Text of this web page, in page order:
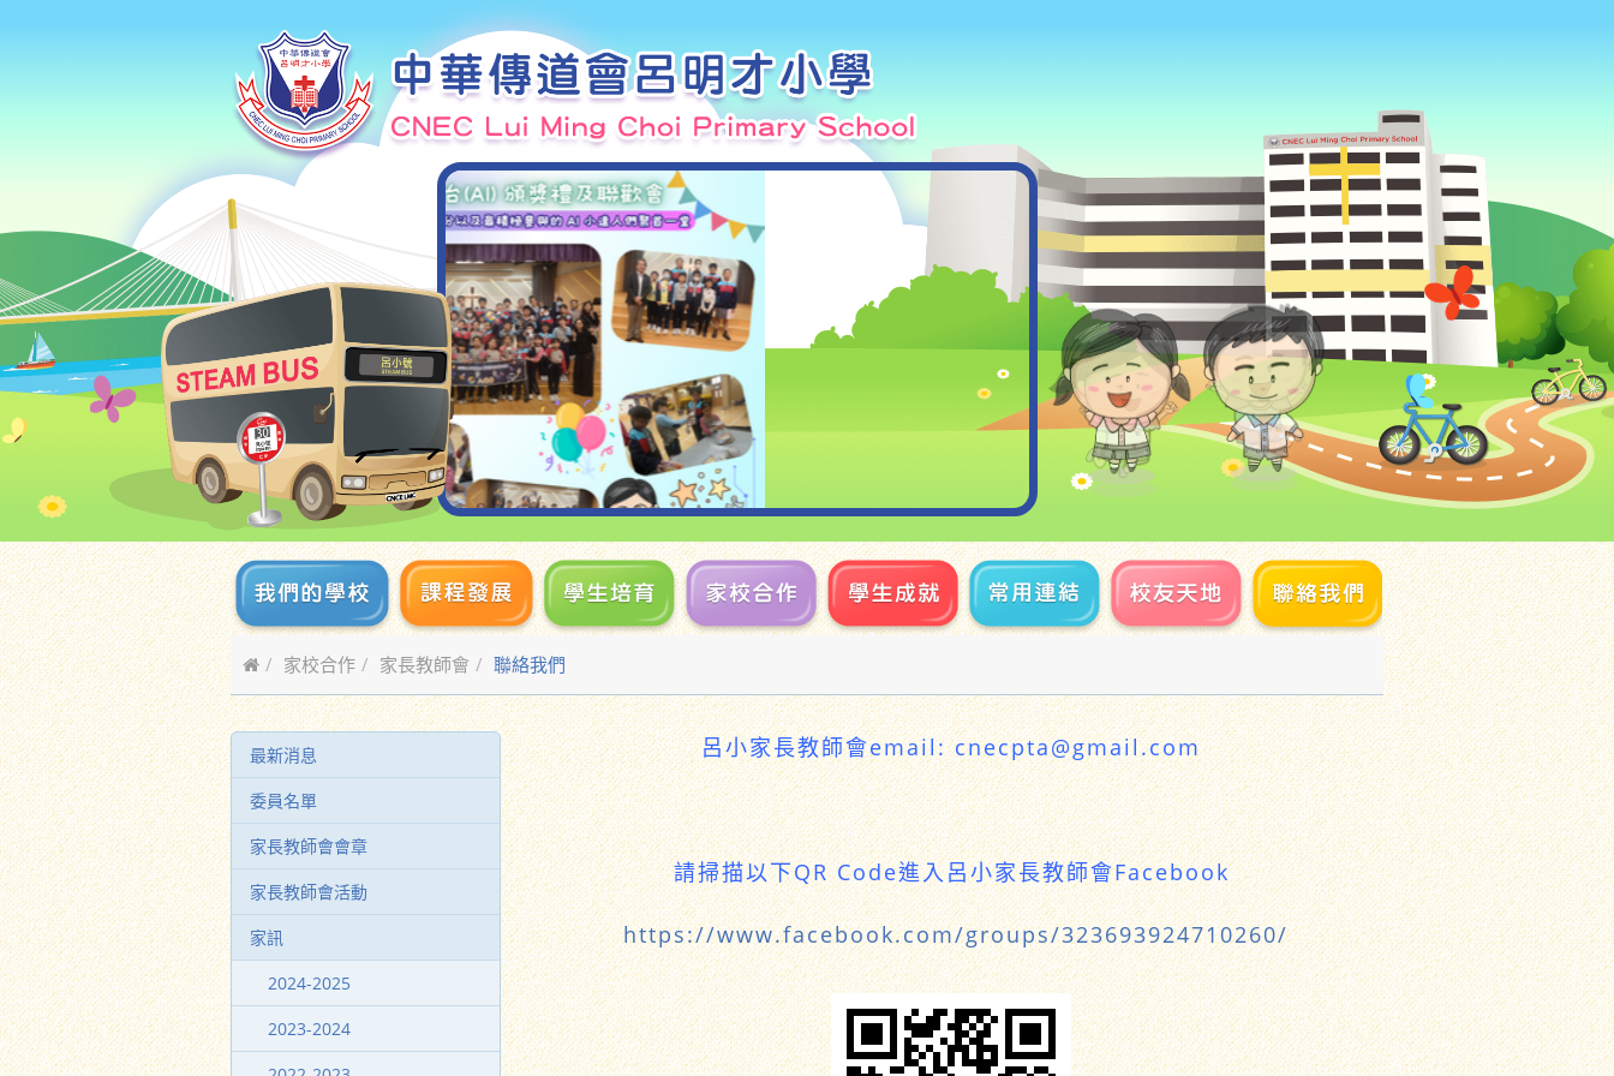
家校合作 家長教師會 聯絡我們
最新消息
委員名單
家長教師會會章
家長教師會活動
家訊
2024-2025
2023-2024
呂小家長教師會email: cnecpta@gmail.com
請掃描以下QR Code進入呂小家長教師會Facebook
https://www.facebook.com/groups/323693924710260/